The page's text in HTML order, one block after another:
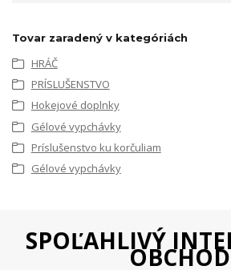
Tovar zaradený v kategóriách
HRÁČ
PRÍSLUŠENSTVO
Hokejové doplnky
Gélové vypchávky
Príslušenstvo ku korčuliam
Gélové vypchávky
SPOĽAHLIVÝ
OBCHOD